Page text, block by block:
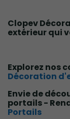
Clopev
extérieur qui
Explorez nos
Décoration
Envie de
portails -
Portails